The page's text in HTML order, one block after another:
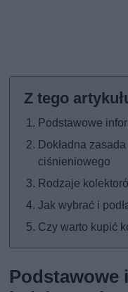
Podstawowe
Dokładna
ciśnieniowego
Rodzaje
Jak wybrać i
Czy warto kupić
Podstawowe